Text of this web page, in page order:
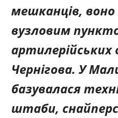
мешканців,
вузловим
артилерійських
Чернігова. У
базувалася
штаби,